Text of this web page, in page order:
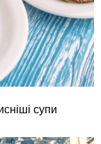
супи